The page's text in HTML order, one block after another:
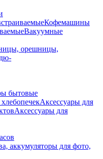
Кофемашины
Вакуумные
орешницы,
бытовые
Аксессуары для
Аксессуары для
аккумуляторы для фото,